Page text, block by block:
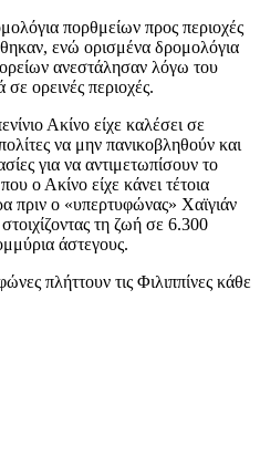
πορθμείων προς περιοχές
ενώ ορισμένα δρομολόγια
ανεστάλησαν λόγω του
ορεινές περιοχές.
Ακίνο είχε καλέσει σε
να μην πανικοβληθούν και
για να αντιμετωπίσουν το
ο Ακίνο είχε κάνει τέτοια
πριν ο «υπερτυφώνας» Χαϊγιάν
στοιχίζοντας τη ζωή σε 6.300
άστεγους.
πλήττουν τις Φιλιππίνες κάθε